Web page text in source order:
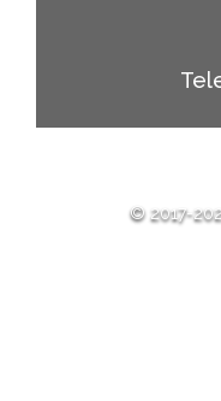
© 2017-